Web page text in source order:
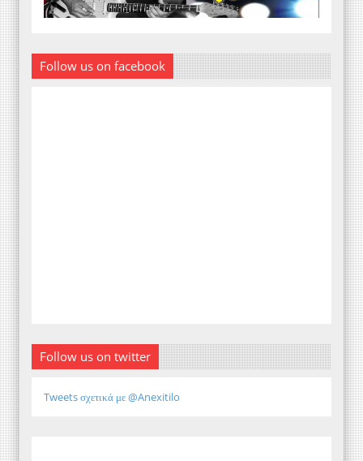
Follow us on facebook
Follow us on twitter
Tweets σχετικά με @Anexitilo